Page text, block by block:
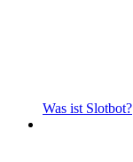
Was ist Slotbot?